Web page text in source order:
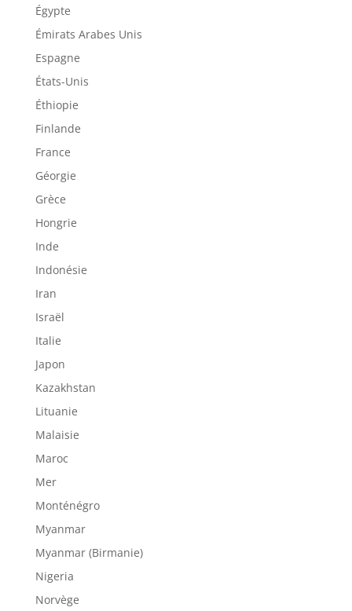
Égypte
Émirats Arabes Unis
Espagne
États-Unis
Éthiopie
Finlande
France
Géorgie
Grèce
Hongrie
Inde
Indonésie
Iran
Israël
Italie
Japon
Kazakhstan
Lituanie
Malaisie
Maroc
Mer
Monténégro
Myanmar
Myanmar (Birmanie)
Nigeria
Norvège